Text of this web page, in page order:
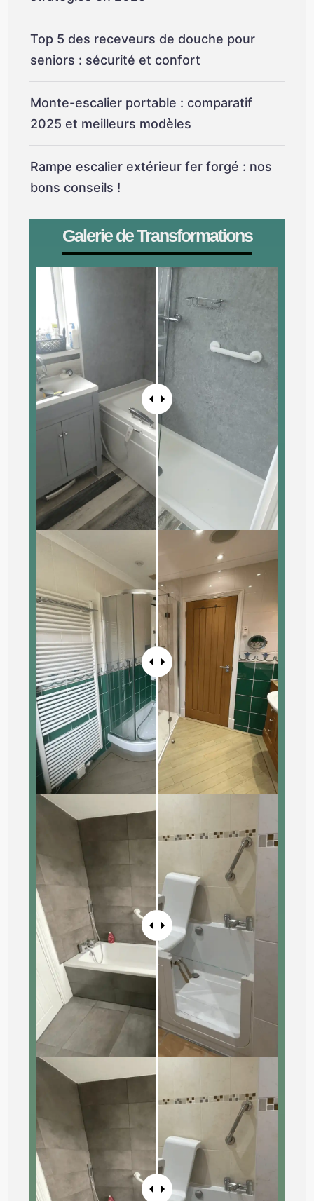
Top 5 des receveurs de douche pour
seniors : sécurité et confort
Monte-escalier portable : comparatif
2025 et meilleurs modèles
Rampe escalier extérieur fer forgé : nos
bons conseils !
Galerie de Transformations